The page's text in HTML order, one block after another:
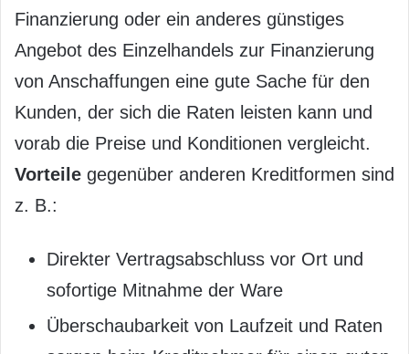
Finanzierung oder ein anderes günstiges
Angebot des Einzelhandels zur Finanzierung
von Anschaffungen eine gute Sache für den
Kunden, der sich die Raten leisten kann und
vorab die Preise und Konditionen vergleicht.
Vorteile gegenüber anderen Kreditformen sind
z. B.:
Direkter Vertragsabschluss vor Ort und
sofortige Mitnahme der Ware
Überschaubarkeit von Laufzeit und Raten